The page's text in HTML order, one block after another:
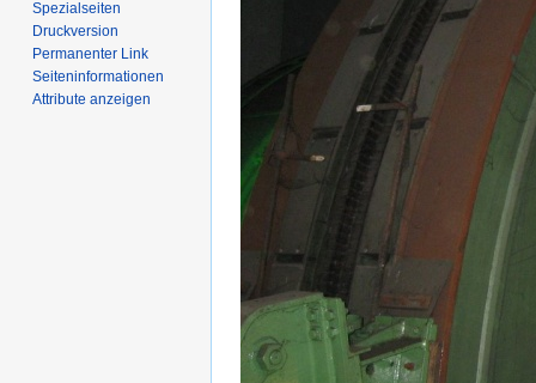
Spezialseiten
Druckversion
Permanenter Link
Seiten­­informationen
Attribute anzeigen